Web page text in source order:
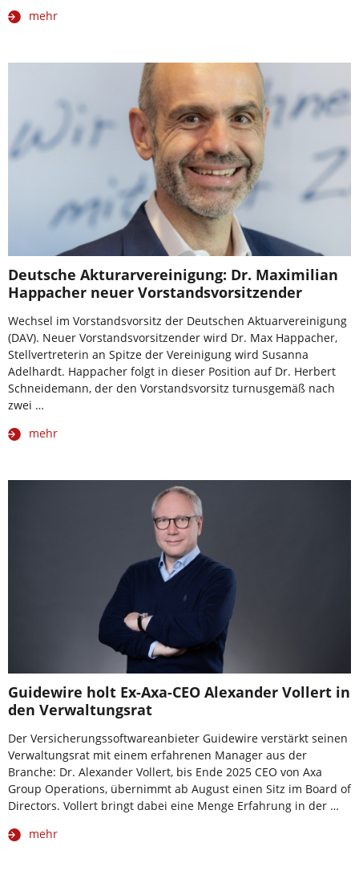
mehr
Deutsche Akturarvereinigung: Dr. Maximilian
Happacher neuer Vorstandsvorsitzender
Wechsel im Vorstandsvorsitz der Deutschen Aktuarvereinigung
(DAV). Neuer Vorstandsvorsitzender wird Dr. Max Happacher,
Stellvertreterin an Spitze der Vereinigung wird Susanna
Adelhardt. Happacher folgt in dieser Position auf Dr. Herbert
Schneidemann, der den Vorstandsvorsitz turnusgemäß nach
zwei …
mehr
Guidewire holt Ex-Axa-CEO Alexander Vollert in
den Verwaltungsrat
Der Versicherungssoftwareanbieter Guidewire verstärkt seinen
Verwaltungsrat mit einem erfahrenen Manager aus der
Branche: Dr. Alexander Vollert, bis Ende 2025 CEO von Axa
Group Operations, übernimmt ab August einen Sitz im Board of
Directors. Vollert bringt dabei eine Menge Erfahrung in der …
mehr